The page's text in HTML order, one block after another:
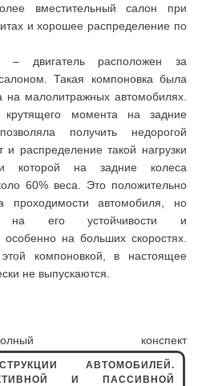
вместительный салон при
и хорошее распределение по
– двигатель расположен за
Такая компоновка была
на малолитражных автомобилях.
момента на задние
получить недорогой
и распределение такой нагрузки
которой на задние колеса
60% веса. Это положительно
проходимости автомобиля, но
на его устойчивости и
особенно на больших скоростях.
компоновкой, в настоящее
не выпускаются.
конспект
АВТОМОБИЛЕЙ.
И ПАССИВНОЙ